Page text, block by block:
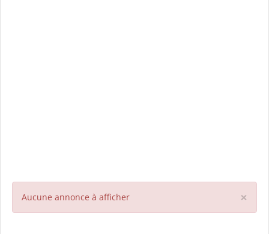
×
Aucune annonce à afficher